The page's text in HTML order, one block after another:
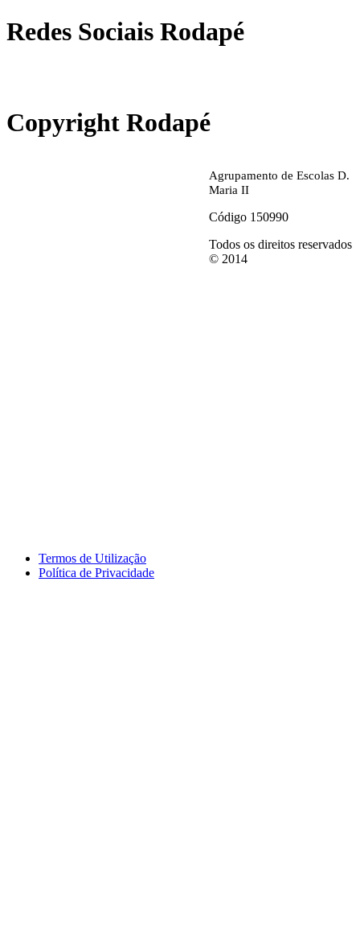
Redes Sociais Rodapé
Copyright Rodapé
Agrupamento de Escolas D.
Maria II
Código 150990
Todos os direitos reservados
© 2014
Termos de Utilização
Política de Privacidade